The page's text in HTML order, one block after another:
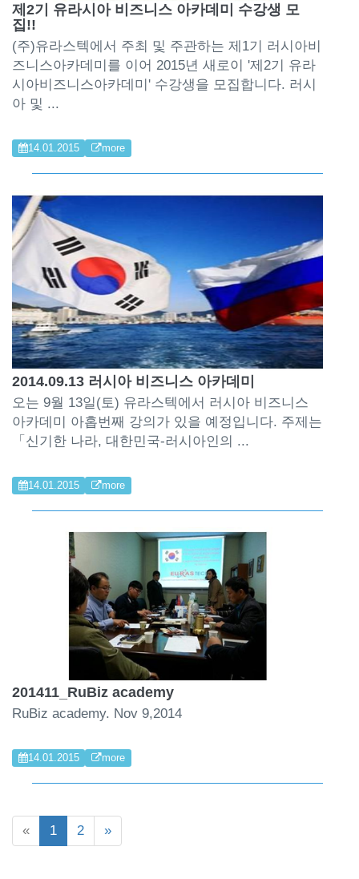
제2기 유라시아 비즈니스 아카데미 수강생 모
집!!
(주)유라스텍에서 주최 및 주관하는 제1기 러시아비
즈니스아카데미를 이어 2015년 새로이 '제2기 유라
시아비즈니스아카데미' 수강생을 모집합니다. 러시
아 및 ...
14.01.2015 more
2014.09.13 러시아 비즈니스 아카데미
오는 9월 13일(토) 유라스텍에서 러시아 비즈니스
아카데미 아홉번째 강의가 있을 예정입니다. 주제는
「신기한 나라, 대한민국-러시아인의 ...
14.01.2015 more
201411_RuBiz academy
RuBiz academy. Nov 9,2014
14.01.2015 more
« 1 2 »